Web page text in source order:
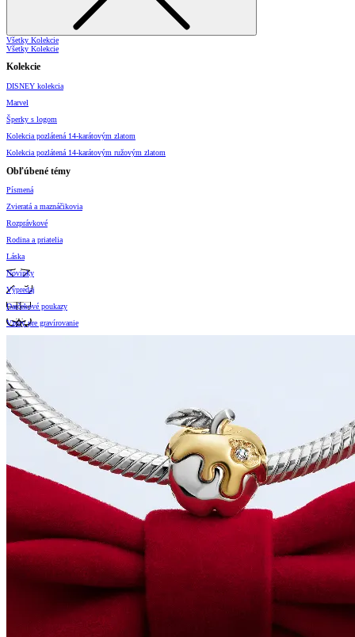
Všetky Kolekcie
Všetky Kolekcie
Kolekcie
DISNEY kolekcia
Marvel
Šperky s logom
Kolekcia pozlátená 14-karátovým zlatom
Kolekcia pozlátená 14-karátovým ružovým zlatom
Obľúbené témy
Písmená
Zvieratá a maznáčikovia
Rozprávkové
Rodina a priatelia
Láska
Novinky
Výpredaj
Darčekové poukazy
Vzory pre gravírovanie